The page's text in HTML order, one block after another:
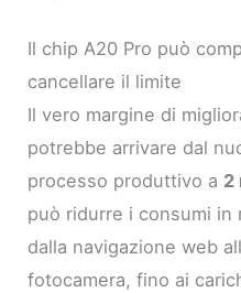
Il chip A20 Pro può
cancellare il limite
Il vero margine di
potrebbe arrivare dal
processo produttivo a 2
può ridurre i consumi
dalla navigazione web
fotocamera, fino ai